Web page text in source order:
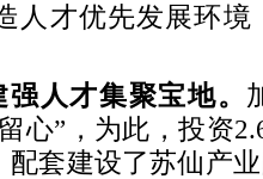
人才优先发展环
人才集聚宝地。
心”，为此，投资
套建设了苏仙产